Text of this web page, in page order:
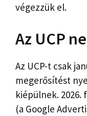
végezzük el.
Az UCP
Az UCP-t csak
megerősítést
kiépülnek. 2026.
(a Google